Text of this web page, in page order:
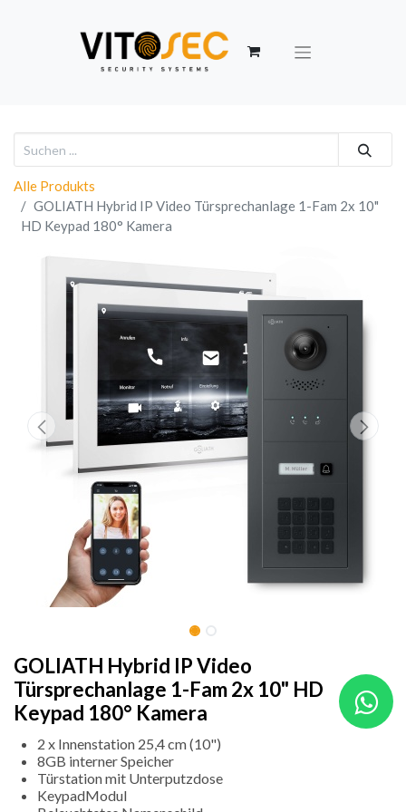
Alle Produkts
GOLIATH Hybrid IP Video Türsprechanlage 1-Fam 2x 10"
HD Keypad 180° Kamera
GOLIATH Hybrid IP Video
Türsprechanlage 1-Fam 2x 10" HD
Keypad 180° Kamera
2 x Innenstation 25,4 cm (10")
8GB interner Speicher
Türstation mit Unterputzdose
KeypadModul